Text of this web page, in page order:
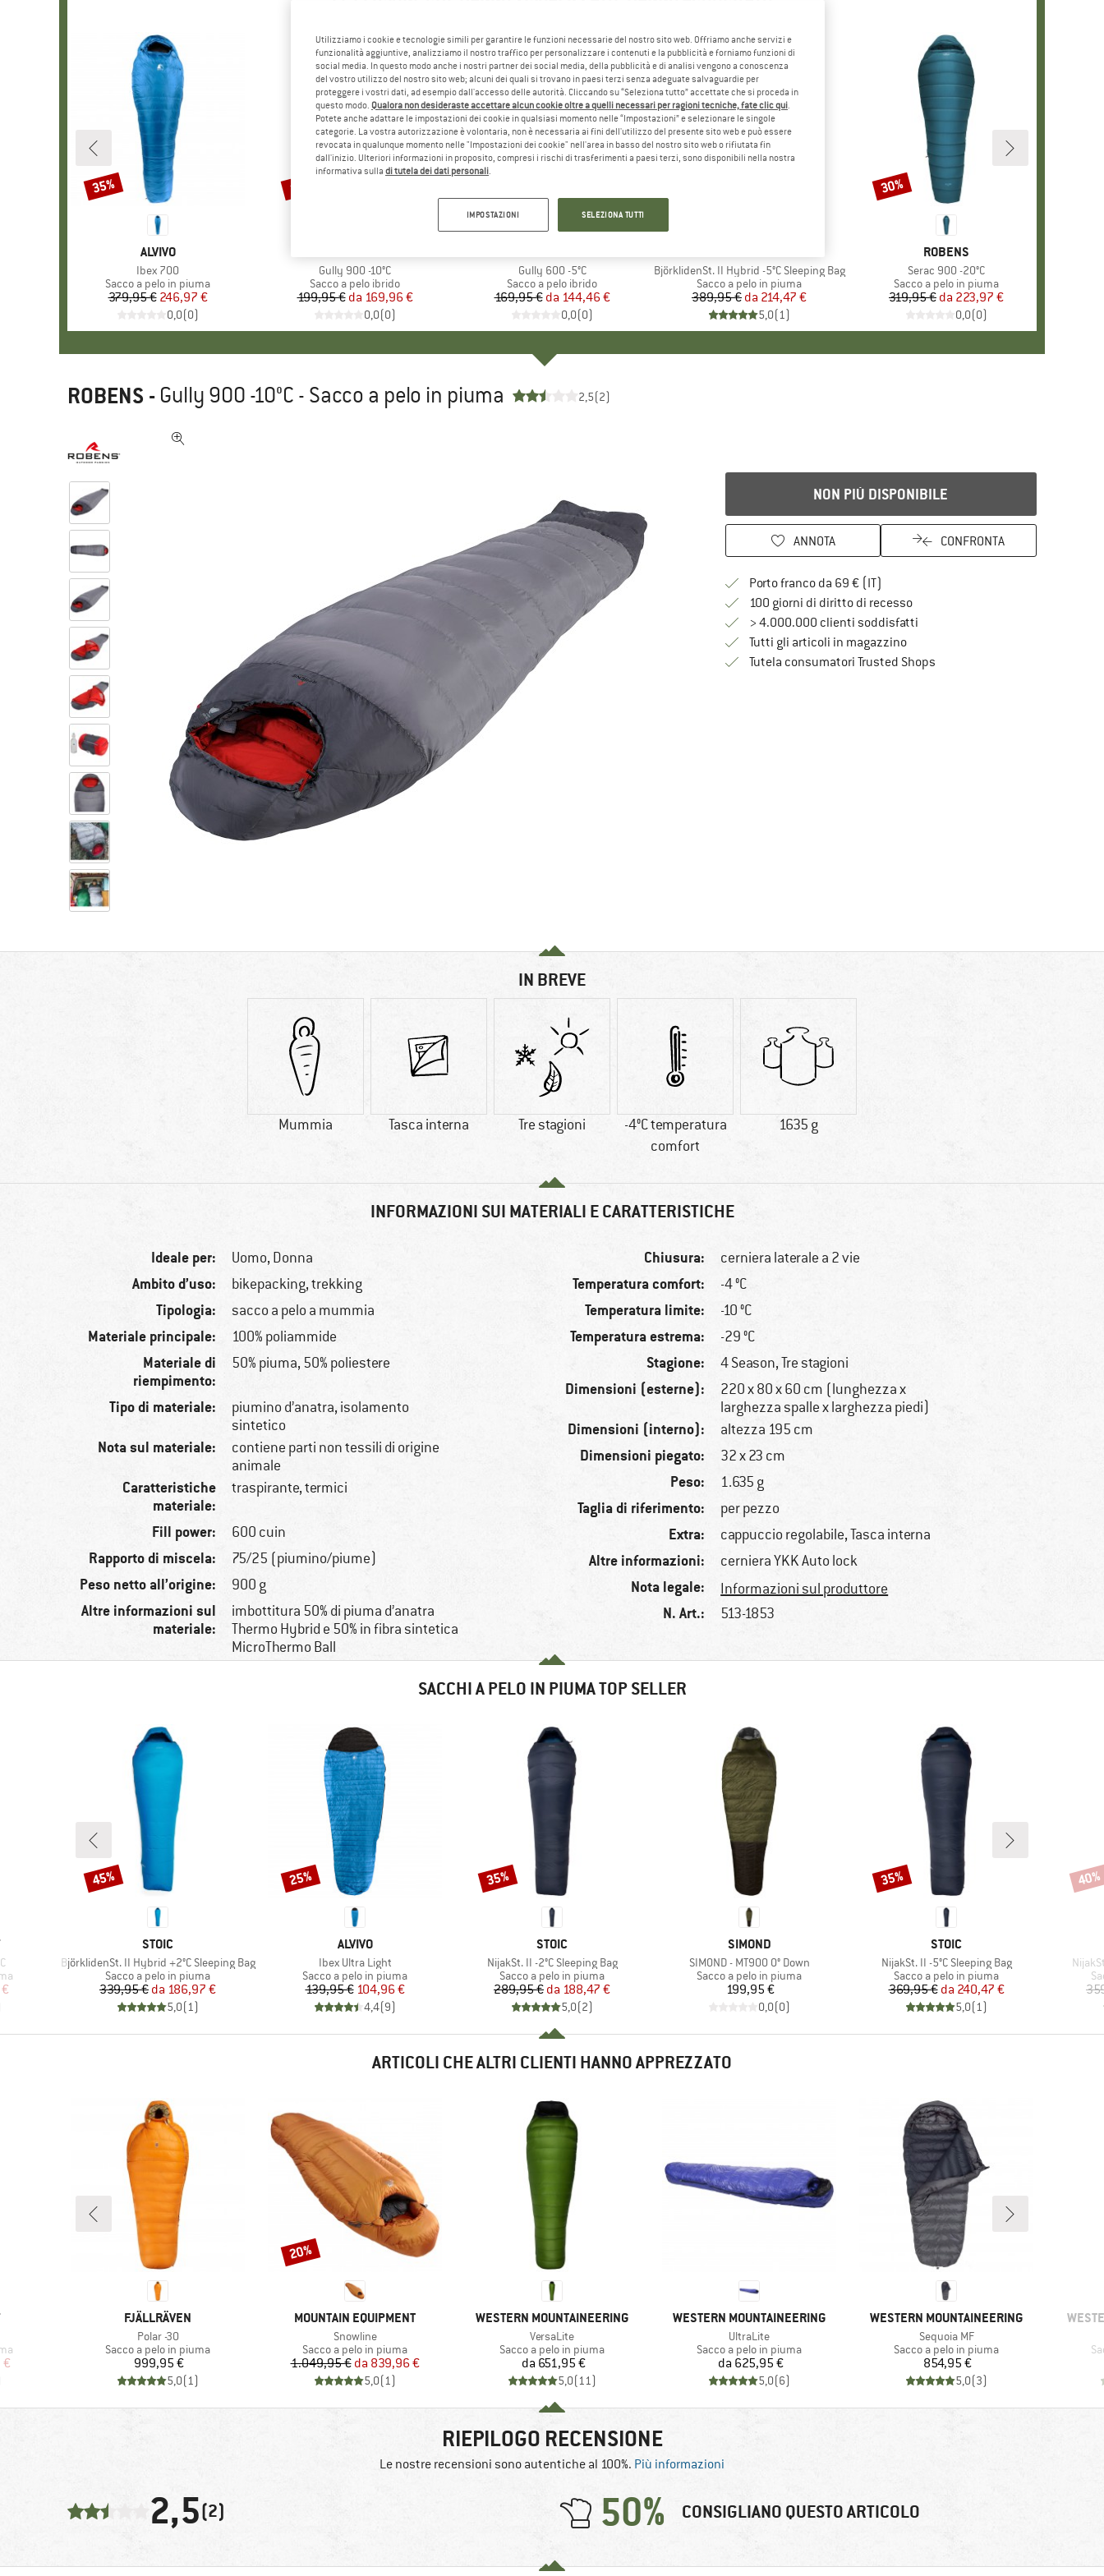
MARCHIO
ALVIVO
Articolo
Ibex 700
Gruppo di prodotti
Sacco a pelo in piuma
Prezzo
379,95 € Prezzo ridotto
246,97 €
0,0(0)
Sconto
35%
Articolo
Gully 900 -10°C
Gruppo di prodotti
Sacco a pelo ibrido
Prezzo
199,95 € Prezzo ridotto
da 169,96 €
0,0(0)
Sconto
15%
Articolo
Gully 600 -5°C
Gruppo di prodotti
Sacco a pelo ibrido
Prezzo
169,95 € Prezzo ridotto
da 144,46 €
0,0(0)
Articolo
BjörklidenSt. II Hybrid -5°C Sleeping Bag
Gruppo di prodotti
Sacco a pelo in piuma
Prezzo
389,95 € Prezzo ridotto
da 214,47 €
5,0(1)
MARCHIO
ROBENS
Articolo
Serac 900 -20°C
Gruppo di prodotti
Sacco a pelo in piuma
Prezzo
319,95 € Prezzo ridotto
da 223,97 €
0,0(0)
Sconto
30%
ROBENS - Gully 900 -10°C - Sacco a pelo in piuma 2,5(2)
NON PIÙ DISPONIBILE
ANNOTA CONFRONTA
Porto franco da 69 € (IT)
100 giorni di diritto di recessoVai alla politica di recesso qui Si
> 4.000.000 clienti soddisfatti
Tutti gli articoli in magazzino
Tutela consumatori Trusted ShopsTrovi tutte le informazioni qui!
IN BREVE
Mummia Tasca interna Tre stagioni
-4°C temperatura
comfort
1635 g
INFORMAZIONI SUI MATERIALI E CARATTERISTICHE
Ideale per: Uomo, Donna
Ambito d’uso: bikepacking, trekking
Tipologia: sacco a pelo a mummia
Materiale principale: 100% poliammide
Materiale di
riempimento:
50% piuma, 50% poliestere
Tipo di materiale:
piumino d’anatra, isolamento
sintetico
Nota sul materiale:
contiene parti non tessili di origine
animale
Caratteristiche
materiale:
traspirante, termici
Fill power: 600 cuin
Rapporto di miscela: 75/25 (piumino/piume)
Peso netto all’origine: 900 g
Altre informazioni sul
materiale:
imbottitura 50% di piuma d’anatra
Thermo Hybrid e 50% in fibra sintetica
MicroThermo Ball
Chiusura: cerniera laterale a 2 vie
Temperatura comfort: -4 °C
Temperatura limite: -10 °C
Temperatura estrema: -29 °C
Stagione: 4 Season, Tre stagioni
Dimensioni (esterne):
220 x 80 x 60 cm (lunghezza x
larghezza spalle x larghezza piedi)
Dimensioni (interno): altezza 195 cm
Dimensioni piegato: 32 x 23 cm
Peso: 1.635 g
Taglia di riferimento: per pezzo
Extra: cappuccio regolabile, Tasca interna
Altre informazioni: cerniera YKK Auto lock
Nota legale: Informazioni sul produttore
N. Art.: 513-1853
SACCHI A PELO IN PIUMA TOP SELLER
MARCHIO
STOIC
Articolo
BjörklidenSt. II Hybrid +2°C Sleeping Bag
Gruppo di prodotti
Sacco a pelo in piuma
Prezzo
339,95 € Prezzo ridotto
da 186,97 €
5,0(1)
Sconto
45%
MARCHIO
ALVIVO
Articolo
Ibex Ultra Light
Gruppo di prodotti
Sacco a pelo in piuma
Prezzo
139,95 €Prezzo ridotto
104,96 €
4,4(9)
Sconto
25%
MARCHIO
STOIC
Articolo
NijakSt. II -2°C Sleeping Bag
Gruppo di prodotti
Sacco a pelo in piuma
Prezzo
289,95 € Prezzo ridotto
da 188,47 €
5,0(2)
Sconto
35%
MARCHIO
SIMOND
Articolo
SIMOND - MT900 0° Down
Gruppo di prodotti
Sacco a pelo in piuma
Prezzo
199,95 €
0,0(0)
MARCHIO
STOIC
Articolo
NijakSt. II -5°C Sleeping Bag
Gruppo di prodotti
Sacco a pelo in piuma
Prezzo
369,95 € Prezzo ridotto
da 240,47 €
5,0(1)
Sconto
35% 40%
ARTICOLI CHE ALTRI CLIENTI HANNO APPREZZATO
€
MARCHIO
FJÄLLRÄVEN
Articolo
Polar -30
Gruppo di prodotti
Sacco a pelo in piuma
Prezzo
999,95 €
5,0(1)
MARCHIO
MOUNTAIN EQUIPMENT
Articolo
Snowline
Gruppo di prodotti
Sacco a pelo in piuma
Prezzo
1.049,95 € Prezzo ridotto
da 839,96 €
5,0(1)
Sconto
20%
MARCHIO
WESTERN MOUNTAINEERING
Articolo
VersaLite
Gruppo di prodotti
Sacco a pelo in piuma
Prezzo
da 651,95 €
5,0(11)
MARCHIO
WESTERN MOUNTAINEERING
Articolo
UltraLite
Gruppo di prodotti
Sacco a pelo in piuma
Prezzo
da 625,95 €
5,0(6)
MARCHIO
WESTERN MOUNTAINEERING
Articolo
Sequoia MF
Gruppo di prodotti
Sacco a pelo in piuma
Prezzo
854,95 €
5,0(3)
RIEPILOGO RECENSIONE
Le nostre recensioni sono autentiche al 100%. Più informazioni
2,5(2) 50% CONSIGLIANO QUESTO ARTICOLO
Utilizziamo i cookie e tecnologie simili per garantire le funzioni necessarie del nostro sito web. Offriamo anche servizi e
funzionalità aggiuntive, analizziamo il nostro traffico per personalizzare i contenuti e la pubblicità e forniamo funzioni di
social media. In questo modo anche i nostri partner dei social media, della pubblicità e di analisi vengono a conoscenza
del vostro utilizzo del nostro sito web; alcuni dei quali si trovano in paesi terzi senza adeguate salvaguardie per
proteggere i vostri dati, ad esempio dall'accesso delle autorità. Cliccando su “Seleziona tutto” accettate che si proceda in
questo modo. Qualora non desideraste accettare alcun cookie oltre a quelli necessari per ragioni tecniche, fate clic qui.
Potete anche adattare le impostazioni dei cookie in qualsiasi momento nelle “Impostazioni” e selezionare le singole
categorie. La vostra autorizzazione è volontaria, non è necessaria ai fini dell'utilizzo del presente sito web e può essere
revocata in qualunque momento nelle "Impostazioni dei cookie" nell'area in basso del nostro sito web o rifiutata fin
dall'inizio. Ulteriori informazioni in proposito, compresi i rischi di trasferimenti a paesi terzi, sono disponibili nella nostra
informativa sulla di tutela dei dati personali.
IMPOSTAZIONI SELEZIONA TUTTI